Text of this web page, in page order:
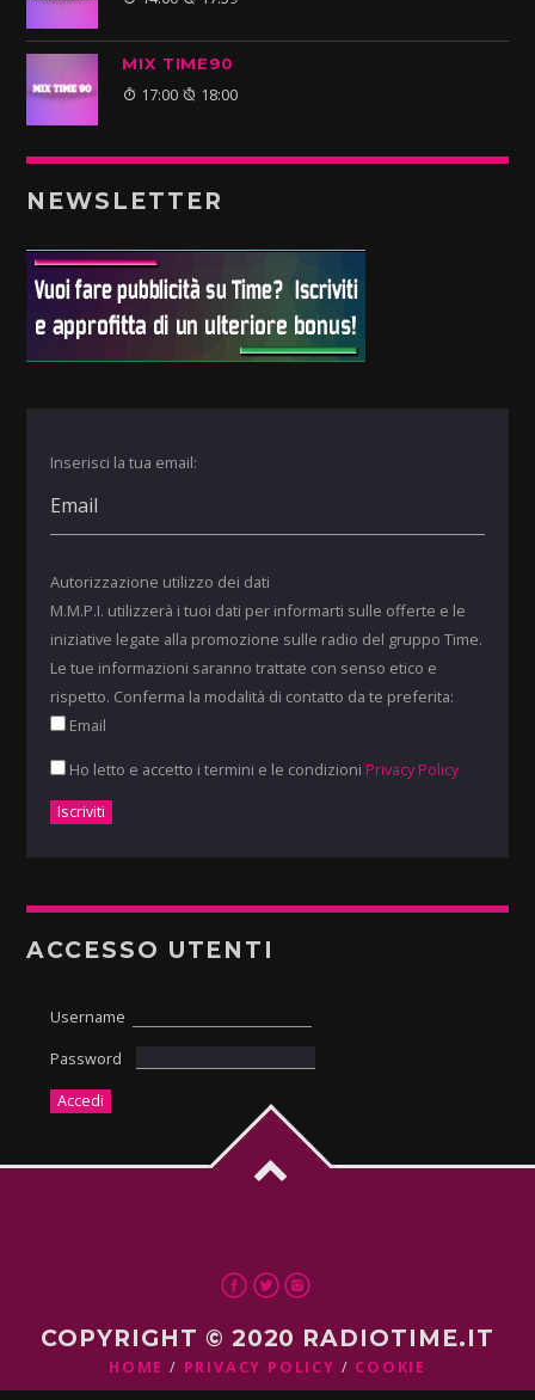
MIX TIME90
17:00 18:00
NEWSLETTER
Inserisci la tua email:
Autorizzazione utilizzo dei dati
M.M.P.I. utilizzerà i tuoi dati per informarti sulle offerte e le
iniziative legate alla promozione sulle radio del gruppo Time.
Le tue informazioni saranno trattate con senso etico e
rispetto. Conferma la modalità di contatto da te preferita:
Email
Ho letto e accetto i termini e le condizioni Privacy Policy
ACCESSO UTENTI
Username
Password
COPYRIGHT © 2020 RADIOTIME.IT
HOME PRIVACY POLICY COOKIE